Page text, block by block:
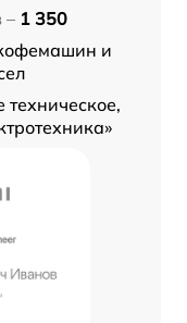
– 1 350
и